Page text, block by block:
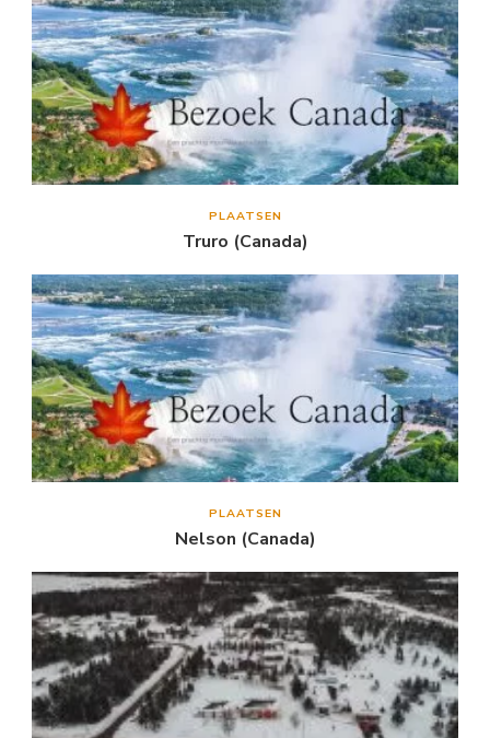
PLAATSEN
Truro (Canada)
PLAATSEN
Nelson (Canada)